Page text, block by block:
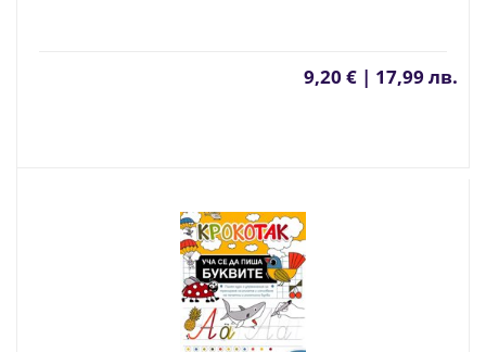
9,20 € | 17,99 лв.